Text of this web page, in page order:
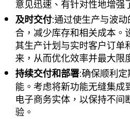
意见迅速、有针对性地增强
及时交付:通过使生产与波
合，减少库存和相关成本。
其生产计划与实时客户订单
来，从而优化效率并最大限
持续交付和部署:确保顺利
能。考虑将新功能无缝集成
电子商务实体，以保持不间
验。